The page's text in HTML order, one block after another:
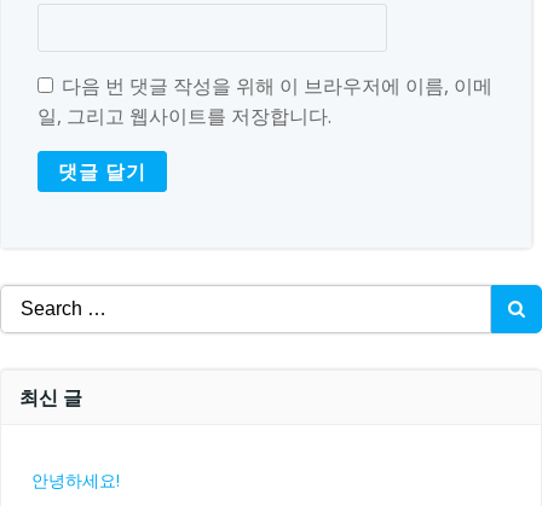
다음 번 댓글 작성을 위해 이 브라우저에 이름, 이메
일, 그리고 웹사이트를 저장합니다.
Search
for:
최신 글
안녕하세요!